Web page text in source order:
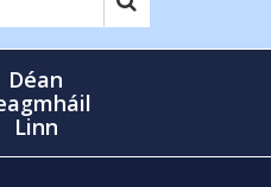
Déan
Linn